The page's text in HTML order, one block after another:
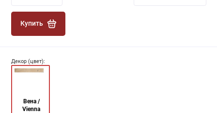
Купить
Декор (цвет):
Вена /
Vienna